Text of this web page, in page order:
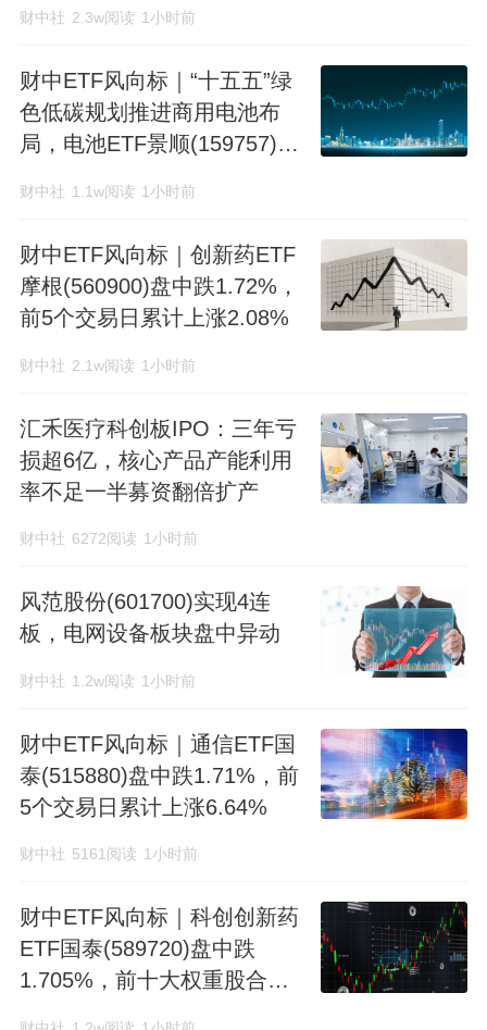
财中社 2.3w阅读 1小时前
财中ETF风向标｜“十五五”绿
色低碳规划推进商用电池布
局，电池ETF景顺(159757)盘
财中社 1.1w阅读 1小时前
财中ETF风向标｜创新药ETF
摩根(560900)盘中跌1.72%，
前5个交易日累计上涨2.08%
财中社 2.1w阅读 1小时前
汇禾医疗科创板IPO：三年亏
损超6亿，核心产品产能利用
率不足一半募资翻倍扩产
财中社 6272阅读 1小时前
风范股份(601700)实现4连
板，电网设备板块盘中异动
财中社 1.2w阅读 1小时前
财中ETF风向标｜通信ETF国
泰(515880)盘中跌1.71%，前
5个交易日累计上涨6.64%
财中社 5161阅读 1小时前
财中ETF风向标｜科创创新药
ETF国泰(589720)盘中跌
1.705%，前十大权重股合计